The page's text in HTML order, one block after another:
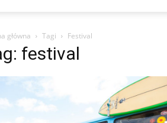
główna Tagi Festival
festival